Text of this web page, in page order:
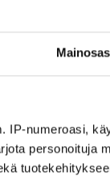
IP-numeroasi,
personoituja
koskevia
ja